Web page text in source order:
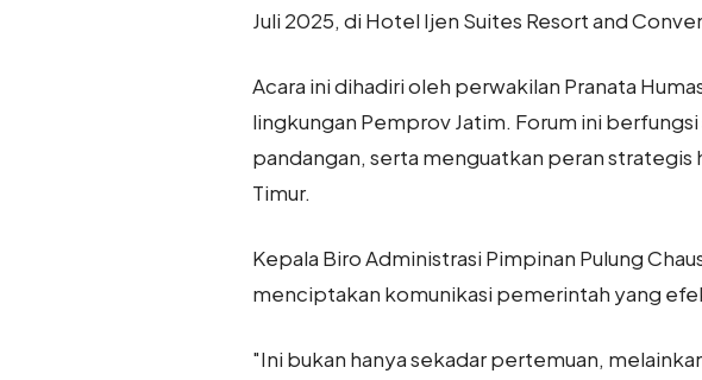
Juli 2025, di Hotel Ijen Suites Resort and
Acara ini dihadiri oleh perwakilan Pranata
lingkungan Pemprov Jatim. Forum ini
pandangan, serta menguatkan peran
Timur.
Kepala Biro Administrasi Pimpinan Pulung
menciptakan komunikasi pemerintah yang
"Ini bukan hanya sekadar pertemuan,